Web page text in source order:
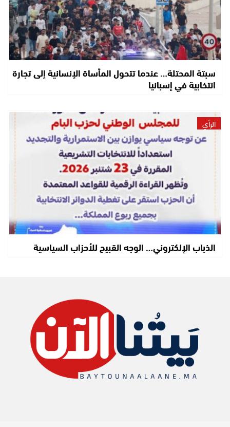
سبتة المحتلة… عندما تتحول المأساة الإنسانية إلى تجارة
انتخابية في إسبانيا
الرأي
الذباب الإلكتروني… الوجه القبيح للأحزاب السياسية